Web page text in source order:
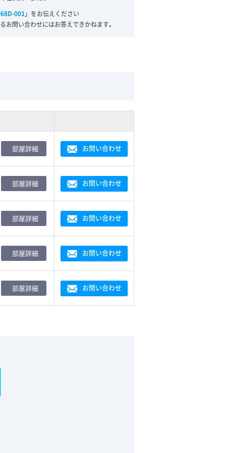
001」をお伝えください
問い合わせにはお答えできかねます。
部屋詳細 お問い合わせ
部屋詳細 お問い合わせ
部屋詳細 お問い合わせ
部屋詳細 お問い合わせ
部屋詳細 お問い合わせ